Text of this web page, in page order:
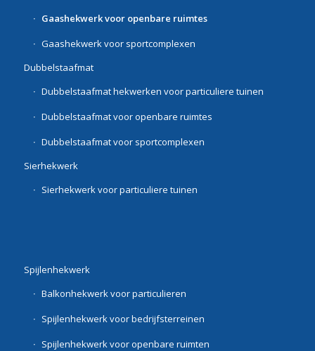
Gaashekwerk voor openbare ruimtes
Gaashekwerk voor sportcomplexen
Dubbelstaafmat
Dubbelstaafmat hekwerken voor particuliere tuinen
Dubbelstaafmat voor openbare ruimtes
Dubbelstaafmat voor sportcomplexen
Sierhekwerk
Sierhekwerk voor particuliere tuinen
Spijlenhekwerk
Balkonhekwerk voor particulieren
Spijlenhekwerk voor bedrijfsterreinen
Spijlenhekwerk voor openbare ruimten